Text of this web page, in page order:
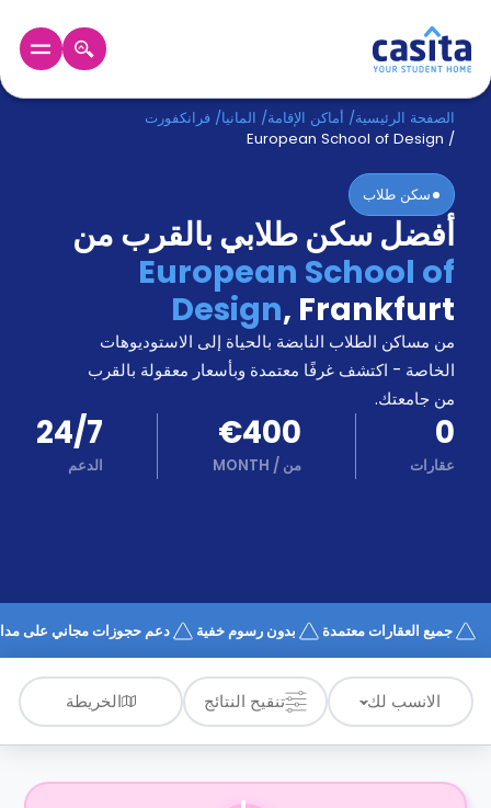
الرئيسية عربي EUR
دخول
حجز
السكن
من
نحن؟
المدونة
أخبر
أصدقائك
و
اكسب
كن
شريكا
الدعم
كيف
تعمل؟
الأسئلة
الشائعة
الصفحة الرئيسية/ أماكن الإقامة/ المانيا/ فرانكفورت
/
European School of Design
سكن طلاب
أفضل سكن طلابي بالقرب من
European School of
Design, Frankfurt
من مساكن الطلاب النابضة بالحياة إلى الاستوديوهات
الخاصة - اكتشف غرفًا معتمدة وبأسعار معقولة بالقرب
من جامعتك.
0
عقارات
€400
من /
MONTH
24/7
الدعم
جميع العقارات معتمدة بدون رسوم خفية دعم حجوزات مجاني على مدار
الانسب لك تنقيح النتائج الخريطة